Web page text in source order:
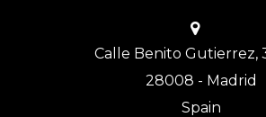
Calle Benito Gutierrez,
28008 - Madrid
Spain